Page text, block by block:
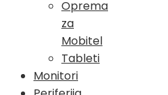
Oprema
za
Mobitel
Tableti
Monitori